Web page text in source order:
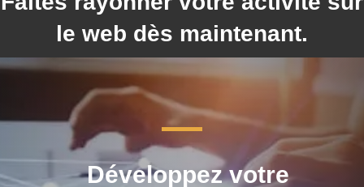
le web dès maintenant.
Développez votre